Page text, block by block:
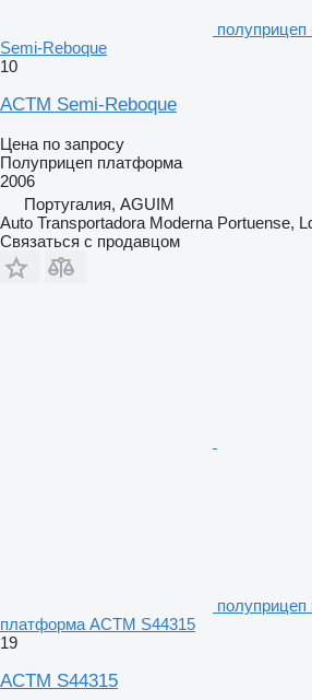
Semi-Reboque
10
ACTM Semi-Reboque
Цена по запросу
Полуприцеп платформа
2006
Португалия, AGUIM
Auto Transportadora Moderna Portuense,
Связаться с продавцом
полуприцеп
платформа ACTM S44315
19
ACTM S44315